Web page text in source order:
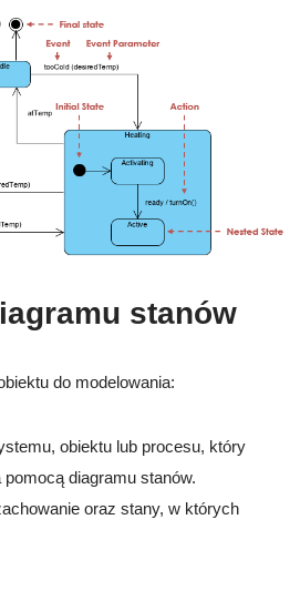
stanów
do modelowania:
obiektu lub procesu, który
diagramu stanów.
oraz stany, w których